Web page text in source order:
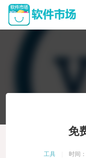
免
工具 时间